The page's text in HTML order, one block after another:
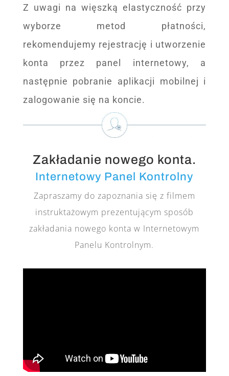
Z uwagi na więszką elastyczność przy
wyborze metod płatności,
rekomendujemy rejestrację i utworzenie
konta przez panel internetowy, a
następnie pobranie aplikacji mobilnej i
zalogowanie się na koncie.
Zakładanie nowego konta.
Internetowy Panel Kontrolny
Zapraszamy do zapoznania się z filmem
instruktażowym prezentującym sposób
zakładania nowego konta w Internetowym
Panelu Kontrolnym.